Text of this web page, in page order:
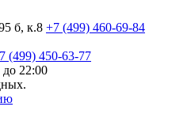
б, к.8 +7 (499) 460-69-84
(499) 450-63-77
22:00